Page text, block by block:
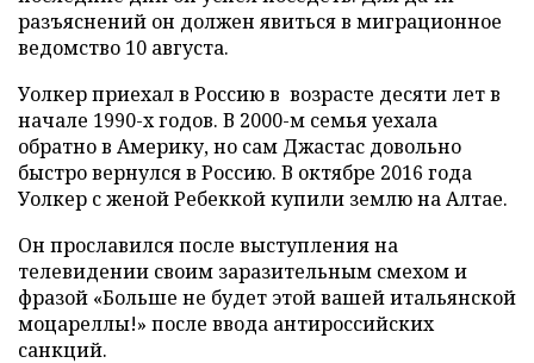
разъяснений он должен явиться в миграционное
ведомство 10 августа.
Уолкер приехал в Россию в возрасте десяти лет в
начале 1990-х годов. В 2000-м семья уехала
обратно в Америку, но сам Джастас довольно
быстро вернулся в Россию. В октябре 2016 года
Уолкер с женой Ребеккой купили землю на Алтае.
Он прославился после выступления на
телевидении своим заразительным смехом и
фразой «Больше не будет этой вашей итальянской
моцареллы!» после ввода антироссийских
санкций.